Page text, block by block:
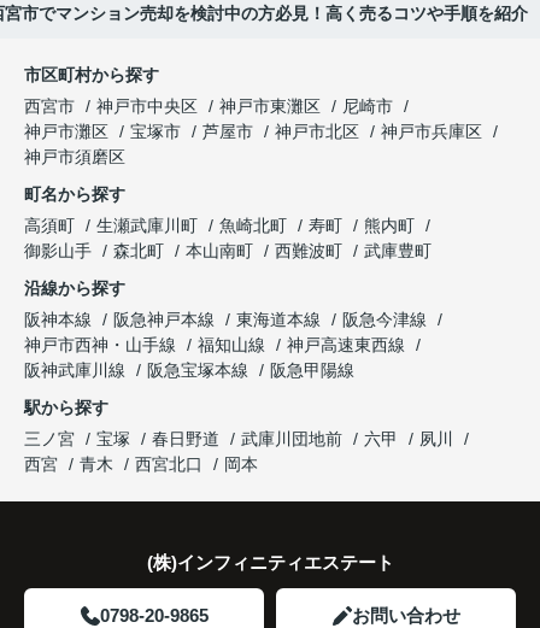
市でマンション売却を検討中の方必見！高く売るコツや手順を紹介
市区町村から探す
西宮市
神戸市中央区 神戸市東灘区
尼崎市
神戸市灘区
宝塚市 芦屋市 神戸市北区
神戸市兵庫区
神戸市須磨区
町名から探す
高須町
生瀬武庫川町 魚崎北町 寿町
熊内町
御影山手
森北町 本山南町 西難波町
武庫豊町
沿線から探す
阪神本線
阪急神戸本線 東海道本線
阪急今津線
神戸市西神・山手線
福知山線
神戸高速東西線
阪神武庫川線
阪急宝塚本線
阪急甲陽線
駅から探す
三ノ宮
宝塚 春日野道 武庫川団地前 六甲
夙川
西宮
青木 西宮北口 岡本
(株)インフィニティエステート
0798-20-9865 お問い合わせ